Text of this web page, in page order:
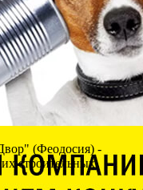
(Феодосия) -
строительных